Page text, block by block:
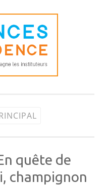
quête de
champignon